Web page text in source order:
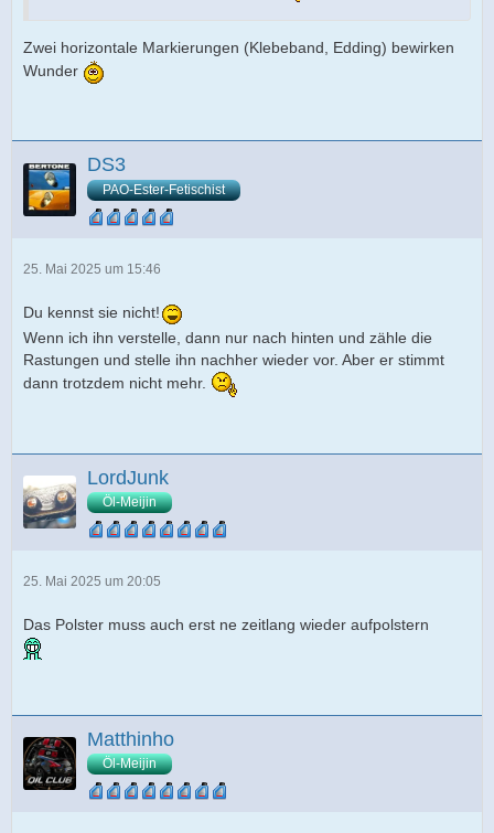
Zwei horizontale Markierungen (Klebeband, Edding) bewirken
Wunder
DS3
PAO-Ester-Fetischist
25. Mai 2025 um 15:46
Du kennst sie nicht!
Wenn ich ihn verstelle, dann nur nach hinten und zähle die
Rastungen und stelle ihn nachher wieder vor. Aber er stimmt
dann trotzdem nicht mehr.
LordJunk
Öl-Meijin
25. Mai 2025 um 20:05
Das Polster muss auch erst ne zeitlang wieder aufpolstern
Matthinho
Öl-Meijin